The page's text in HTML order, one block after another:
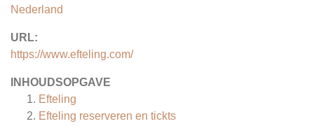
Nederland
URL:
https://www.efteling.com/
INHOUDSOPGAVE
Efteling
Efteling reserveren en tickts